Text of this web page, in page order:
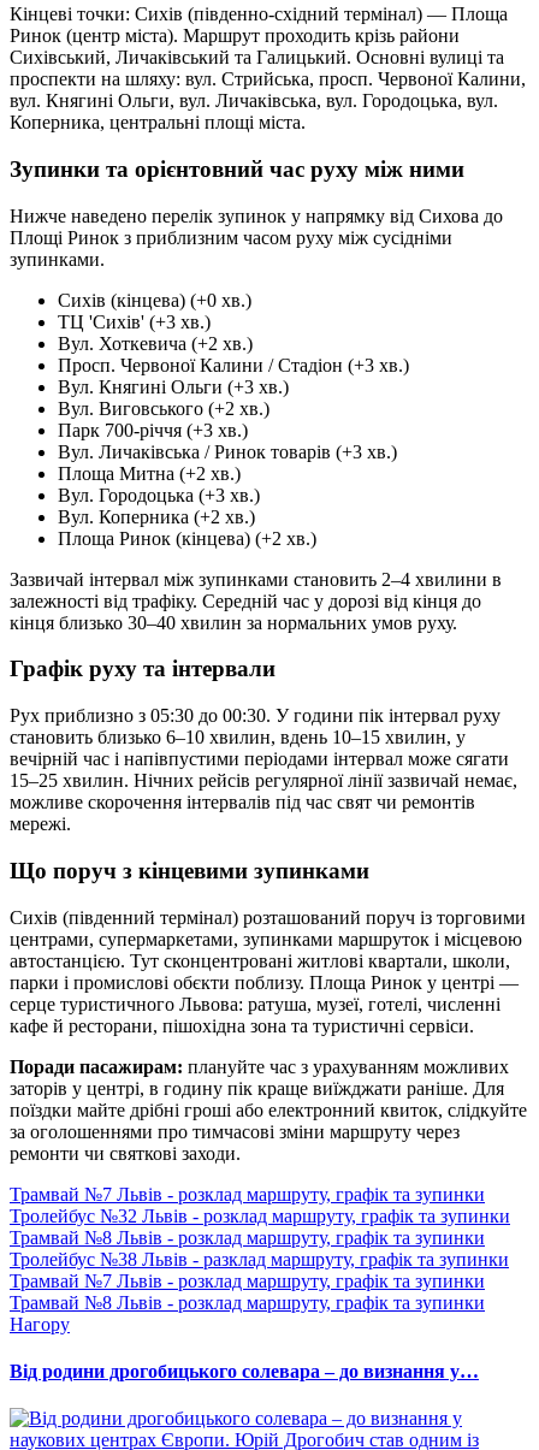
Кінцеві точки: Сихів (південно-східний термінал) — Площа
Ринок (центр міста). Маршрут проходить крізь райони
Сихівський, Личаківський та Галицький. Основні вулиці та
проспекти на шляху: вул. Стрийська, просп. Червоної Калини,
вул. Княгині Ольги, вул. Личаківська, вул. Городоцька, вул.
Коперника, центральні площі міста.
Зупинки та орієнтовний час руху між ними
Нижче наведено перелік зупинок у напрямку від Сихова до
Площі Ринок з приблизним часом руху між сусідніми
зупинками.
Сихів (кінцева) (+0 хв.)
ТЦ 'Сихів' (+3 хв.)
Вул. Хоткевича (+2 хв.)
Просп. Червоної Калини / Стадіон (+3 хв.)
Вул. Княгині Ольги (+3 хв.)
Вул. Виговського (+2 хв.)
Парк 700-річчя (+3 хв.)
Вул. Личаківська / Ринок товарів (+3 хв.)
Площа Митна (+2 хв.)
Вул. Городоцька (+3 хв.)
Вул. Коперника (+2 хв.)
Площа Ринок (кінцева) (+2 хв.)
Зазвичай інтервал між зупинками становить 2–4 хвилини в
залежності від трафіку. Середній час у дорозі від кінця до
кінця близько 30–40 хвилин за нормальних умов руху.
Графік руху та інтервали
Рух приблизно з 05:30 до 00:30. У години пік інтервал руху
становить близько 6–10 хвилин, вдень 10–15 хвилин, у
вечірній час і напівпустими періодами інтервал може сягати
15–25 хвилин. Нічних рейсів регулярної лінії зазвичай немає,
можливе скорочення інтервалів під час свят чи ремонтів
мережі.
Що поруч з кінцевими зупинками
Сихів (південний термінал) розташований поруч із торговими
центрами, супермаркетами, зупинками маршруток і місцевою
автостанцією. Тут сконцентровані житлові квартали, школи,
парки і промислові обєкти поблизу. Площа Ринок у центрі —
серце туристичного Львова: ратуша, музеї, готелі, численні
кафе й ресторани, пішохідна зона та туристичні сервіси.
Поради пасажирам: плануйте час з урахуванням можливих
заторів у центрі, в годину пік краще виїжджати раніше. Для
поїздки майте дрібні гроші або електронний квиток, слідкуйте
за оголошеннями про тимчасові зміни маршруту через
ремонти чи святкові заходи.
Трамвай №7 Львів - розклад маршруту, графік та зупинки
Тролейбус №32 Львів - розклад маршруту, графік та зупинки
Трамвай №8 Львів - розклад маршруту, графік та зупинки
Тролейбус №38 Львів - разклад маршруту, графік та зупинки
Трамвай №7 Львів - розклад маршруту, графік та зупинки
Трамвай №8 Львів - розклад маршруту, графік та зупинки
Нагору
Від родини дрогобицького солевара – до визнання у…